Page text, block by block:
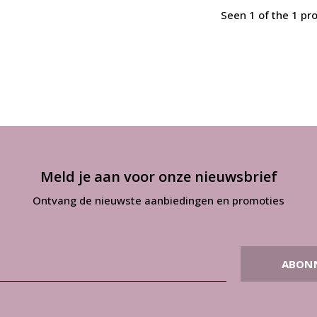
Seen 1 of the 1
Meld je aan voor onze nieuwsbrief
Ontvang de nieuwste aanbiedingen en promoties